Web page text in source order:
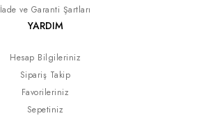
İade ve Garanti Şartları
YARDIM
Hesap Bilgileriniz
Sipariş Takip
Favorileriniz
Sepetiniz